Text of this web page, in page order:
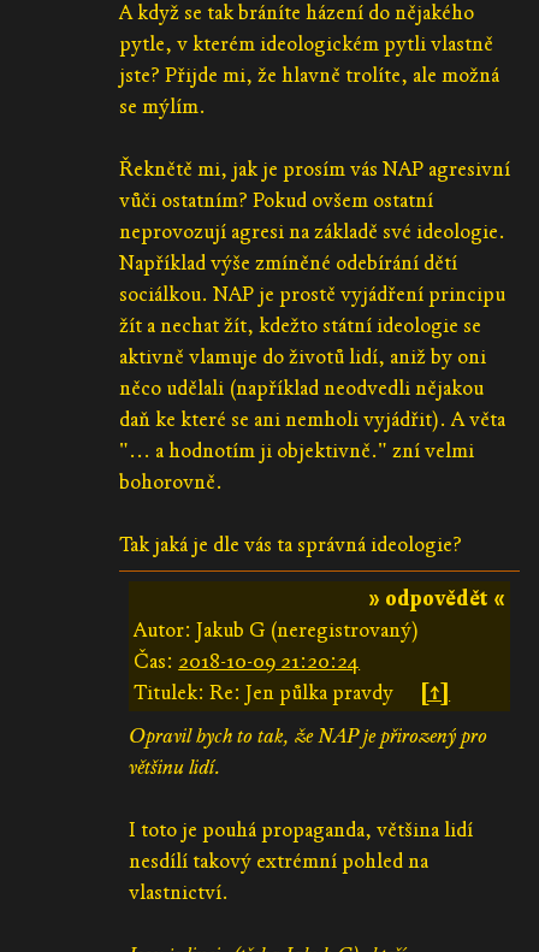
A když se tak bráníte házení do nějakého
pytle, v kterém ideologickém pytli vlastně
jste? Přijde mi, že hlavně trolíte, ale možná
se mýlím.
Řeknětě mi, jak je prosím vás NAP agresivní
vůči ostatním? Pokud ovšem ostatní
neprovozují agresi na základě své ideologie.
Například výše zmíněné odebírání dětí
sociálkou. NAP je prostě vyjádření principu
žít a nechat žít, kdežto státní ideologie se
aktivně vlamuje do životů lidí, aniž by oni
něco udělali (například neodvedli nějakou
daň ke které se ani nemholi vyjádřit). A věta
"... a hodnotím ji objektivně." zní velmi
bohorovně.
Tak jaká je dle vás ta správná ideologie?
» odpovědět «
Autor: Jakub G (neregistrovaný)
Čas: 2018-10-09 21:20:24
Titulek: Re: Jen půlka pravdy
[↑]
Opravil bych to tak, že NAP je přirozený pro
většinu lidí.
I toto je pouhá propaganda, většina lidí
nesdílí takový extrémní pohled na
vlastnictví.